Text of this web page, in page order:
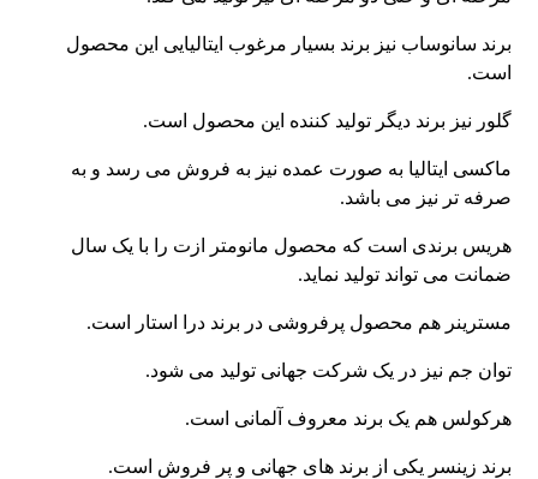
برند سانوساب نیز برند بسیار مرغوب ایتالیایی این محصول
است.
گلور نیز برند دیگر تولید کننده این محصول است.
ماکسی ایتالیا به صورت عمده نیز به فروش می رسد و به
صرفه تر نیز می باشد.
هریس برندی است که محصول مانومتر ازت را با یک سال
ضمانت می تواند تولید نماید.
مسترینر هم محصول پرفروشی در برند درا استار است.
توان جم نیز در یک شرکت جهانی تولید می شود.
هرکولس هم یک برند معروف آلمانی است.
برند زینسر یکی از برند های جهانی و پر فروش است.